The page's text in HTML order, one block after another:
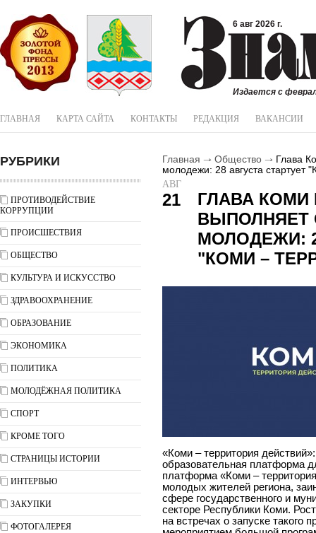
6 авг 2026 г.
Издается с
ГЛАВНАЯ КАРТА САЙТА КОНТАКТЫ РЕДАКЦИЯ ВАКАНСИИ
РУБРИКИ
ПРОТИВОДЕЙСТВИЕ
КОРРУПЦИИ
ПРОИСШЕСТВИЯ
ОБЩЕСТВО
КУЛЬТУРА И ИСКУССТВО
ЗДРАВООХРАНЕНИЕ
ОБРАЗОВАНИЕ
ЭКОНОМИКА
ПОЛИТИКА
МОЛОДЁЖНАЯ ПОЛИТИКА
СПОРТ
КРОМЕ ТОГО
СТРАНИЦЫ ИСТОРИИ
ИНТЕРВЬЮ
ЗАКУПКИ
ФОТОГАЛЕРЕЯ
Главная Общество
Глава
молодежи: 28 августа стартует
АВГ
21
ГЛАВА
ВЫПОЛНЯЕТ
МОЛОДЕЖИ:
"КОМИ –
«Коми – территория
образовательная платформа
платформа «Коми –
молодых жителей региона,
сфере государственного и
секторе Республики Коми.
на встречах о запуске такого